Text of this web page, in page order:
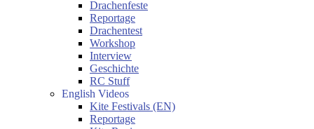
Drachenfeste
Reportage
Drachentest
Workshop
Interview
Geschichte
RC Stuff
English Videos
Kite Festivals (EN)
Reportage